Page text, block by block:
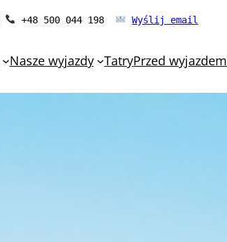
+48 500 044 198 Wyślij email
Nasze wyjazdy TatryPrzed wyjazdem